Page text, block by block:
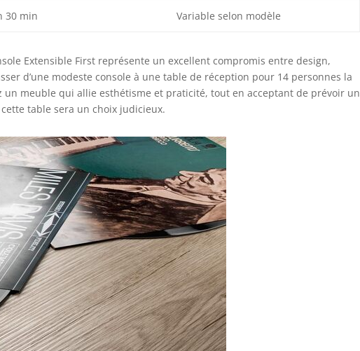
30 min Variable selon modèle
Extensible First représente un excellent compromis entre design,
d’une modeste console à une table de réception pour 14 personnes la
un meuble qui allie esthétisme et praticité, tout en acceptant de prévoir un
table sera un choix judicieux.